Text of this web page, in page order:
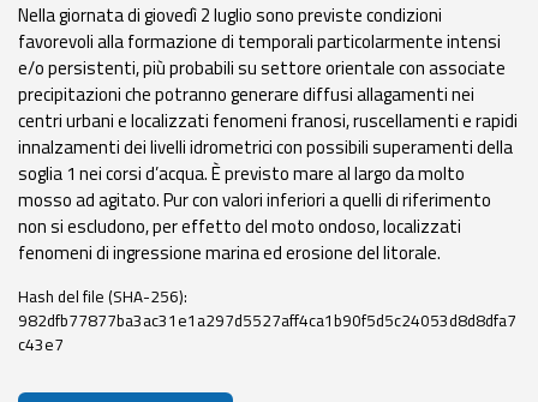
marine
Dati osservati
Radar meteo
Strumenti
Operativi
Nella giornata di giovedì 2 luglio sono previste condizioni
favorevoli alla formazione di temporali particolarmente intensi
e/o persistenti, più probabili su settore orientale con associate
precipitazioni che potranno generare diffusi allagamenti nei
centri urbani e localizzati fenomeni franosi, ruscellamenti e rapidi
innalzamenti dei livelli idrometrici con possibili superamenti della
soglia 1 nei corsi d’acqua. È previsto mare al largo da molto
mosso ad agitato. Pur con valori inferiori a quelli di riferimento
non si escludono, per effetto del moto ondoso, localizzati
fenomeni di ingressione marina ed erosione del litorale.
Hash del file (SHA-256):
982dfb77877ba3ac31e1a297d5527aff4ca1b90f5d5c24053d8d8dfa7
c43e7